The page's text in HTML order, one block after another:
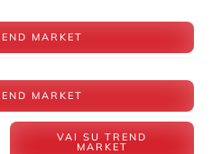
MARKET
MARKET
VAI SU TREND
MARKET